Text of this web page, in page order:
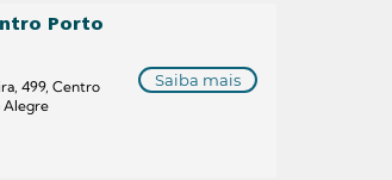
Porto
499, Centro
Alegre
Saiba mais